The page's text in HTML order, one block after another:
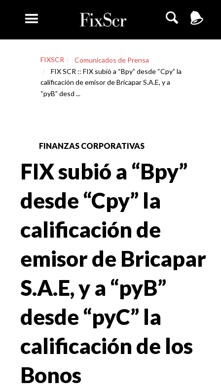
FIXSCR
Comunicados de Prensa
FIX SCR :: FIX subió a “Bpy” desde “Cpy” la
calificación de emisor de Bricapar S.A.E, y a
“pyB” desd ...
FINANZAS CORPORATIVAS
FIX subió a “Bpy”
desde “Cpy” la
calificación de
emisor de Bricapar
S.A.E, y a “pyB”
desde “pyC” la
calificación de los
Bonos